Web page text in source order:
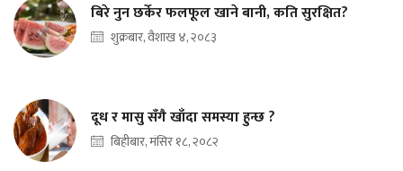
बिरे नुन छर्केर फलफूल खाने बानी, कति सुरक्षित?
शुक्रबार, वैशाख ४, २०८३
दूध र मासु सँगै खाँदा समस्या हुन्छ ?
बिहीबार, मंसिर १८, २०८२